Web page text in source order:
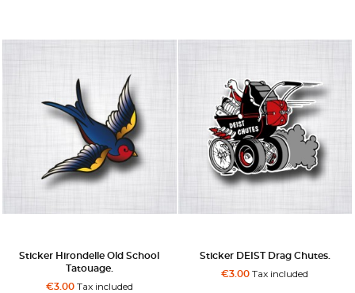
Sticker Hirondelle Old School
Tatouage.
€3.00Tax included
Sticker DEIST Drag Chutes.
€3.00 Tax included